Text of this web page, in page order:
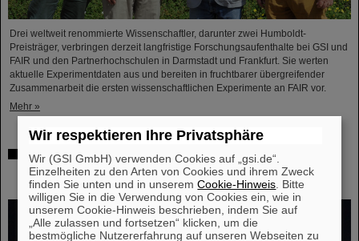
Drei weltweit renommierte Wissenschaftler, darunter zwei Humboldt-
Preisträger, verbringen derzeit langfristige Forschungsaufenthalte bei GSI und
FAIR und den Partnerhochschulen in Darmstadt und Frankfurt. Sie werten
aktuelle Experimentdaten aus und bereiten in fruchtbarer übergreifender
Zusammenarbeit die ersten wissenschaftlichen Experimente an FAIR vor.
Mehr »
Hohe Auszeichnung für Professor Marco Durante:
Kaplan-Preis für herausragende Leistungen in der
Strahlenforschung
Wir respektieren Ihre Privatsphäre
Wir (GSI GmbH) verwenden Cookies auf „gsi.de“.
Einzelheiten zu den Arten von Cookies und ihrem Zweck
finden Sie unten und in unseremCookie-Hinweis . Bitte
willigen Sie in die Verwendung von Cookies ein, wie in
unserem Cookie-Hinweis beschrieben, indem Sie auf
„Alle zulassen und fortsetzen“ klicken, um die
bestmögliche Nutzererfahrung auf unseren Webseiten zu